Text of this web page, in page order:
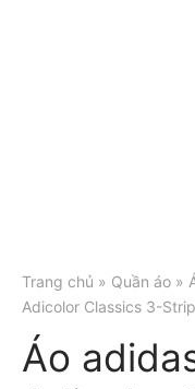
Trang chủ » Quần áo »
Adicolor Classics 3-
Áo